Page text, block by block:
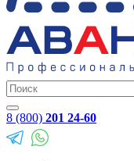
8 (800) 201 24-60